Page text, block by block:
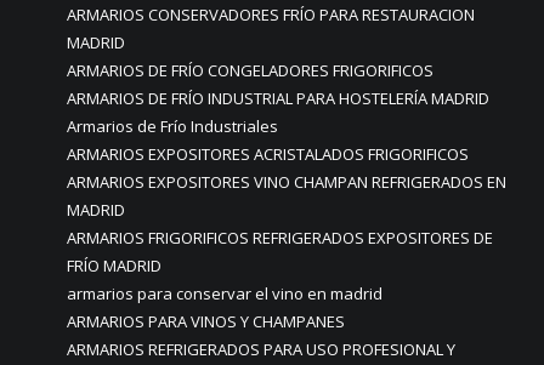
ARMARIOS CONSERVADORES FRÍO PARA RESTAURACION
MADRID
ARMARIOS DE FRÍO CONGELADORES FRIGORIFICOS
ARMARIOS DE FRÍO INDUSTRIAL PARA HOSTELERÍA MADRID
Armarios de Frío Industriales
ARMARIOS EXPOSITORES ACRISTALADOS FRIGORIFICOS
ARMARIOS EXPOSITORES VINO CHAMPAN REFRIGERADOS EN
MADRID
ARMARIOS FRIGORIFICOS REFRIGERADOS EXPOSITORES DE
FRÍO MADRID
armarios para conservar el vino en madrid
ARMARIOS PARA VINOS Y CHAMPANES
ARMARIOS REFRIGERADOS PARA USO PROFESIONAL Y